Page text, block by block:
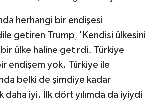
herhangi bir endişesi
dile getiren Trump, 'Kendisi ülkesini
ülke haline getirdi. Türkiye
endişem yok. Türkiye ile
belki de şimdiye kadar
daha iyi. İlk dört yılımda da iyiydi